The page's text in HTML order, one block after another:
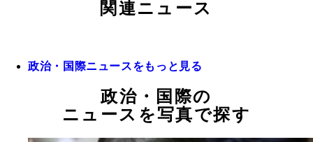
関連ニュース
政治・国際ニュースをもっと見る
政治・国際の
ニュースを写真で探す